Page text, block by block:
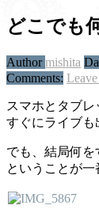
どこでも
Authormishita
Comments:
スマホとタブ
すぐにライブも
でも、結局何を
ということが一